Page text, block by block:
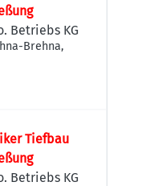
Betriebs KG
Brehna,
Tiefbau
Betriebs KG